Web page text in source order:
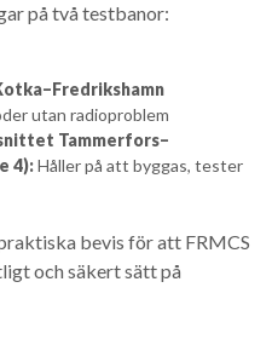
på två testbanor:
utan radioproblem
Tammerfors–
4):Håller på att byggas, tester
bevis för att FRMCS
och säkert sätt på